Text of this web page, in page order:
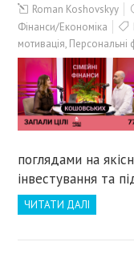
Roman Koshovskyy
Фінанси/Економіка
мотивація, Персональні
поглядами на
інвестування та
ЧИТАТИ ДАЛІ